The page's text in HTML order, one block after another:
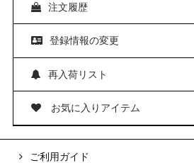
注文履歴
登録情報の変更
再入荷リスト
お気に入りアイテム
ご利用ガイド